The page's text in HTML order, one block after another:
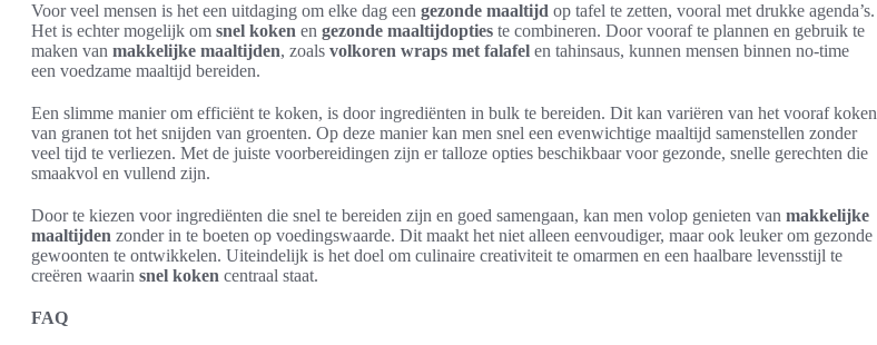
Voor veel mensen is het een uitdaging om elke dag een gezonde maaltijd op tafel te zetten, vooral met drukke agenda’s.
Het is echter mogelijk om snel koken en gezonde maaltijdopties te combineren. Door vooraf te plannen en gebruik te
maken van makkelijke maaltijden, zoals volkoren wraps met falafel en tahinsaus, kunnen mensen binnen no-time
een voedzame maaltijd bereiden.
Een slimme manier om efficiënt te koken, is door ingrediënten in bulk te bereiden. Dit kan variëren van het vooraf koken
van granen tot het snijden van groenten. Op deze manier kan men snel een evenwichtige maaltijd samenstellen zonder
veel tijd te verliezen. Met de juiste voorbereidingen zijn er talloze opties beschikbaar voor gezonde, snelle gerechten die
smaakvol en vullend zijn.
Door te kiezen voor ingrediënten die snel te bereiden zijn en goed samengaan, kan men volop genieten van makkelijke
maaltijden zonder in te boeten op voedingswaarde. Dit maakt het niet alleen eenvoudiger, maar ook leuker om gezonde
gewoonten te ontwikkelen. Uiteindelijk is het doel om culinaire creativiteit te omarmen en een haalbare levensstijl te
creëren waarin snel koken centraal staat.
FAQ